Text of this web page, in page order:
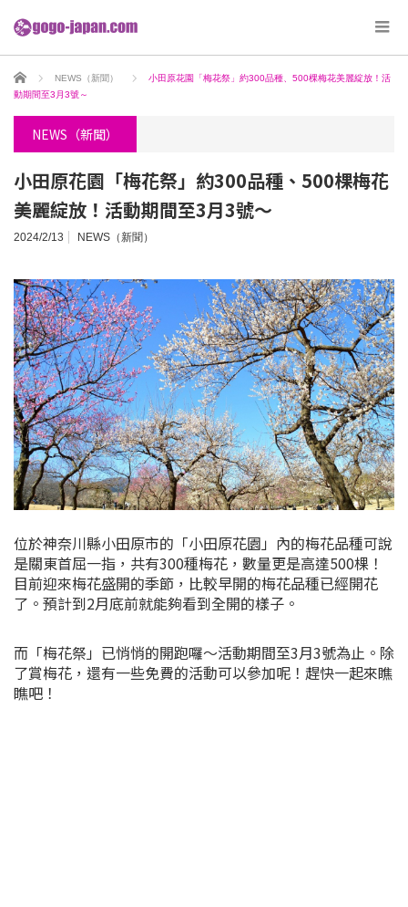
ホーム NEWS（新聞）
小田原花園「梅花祭」約300品種、500棵梅花美麗綻放！活
動期間至3月3號～
NEWS（新聞）
小田原花園「梅花祭」約300品種、500棵梅花
美麗綻放！活動期間至3月3號～
2024/2/13 NEWS（新聞）
位於神奈川縣小田原市的「小田原花園」內的梅花品種可說
是關東首屈一指，共有300種梅花，數量更是高達500棵！
目前迎來梅花盛開的季節，比較早開的梅花品種已經開花
了。預計到2月底前就能夠看到全開的樣子。
而「梅花祭」已悄悄的開跑囉～活動期間至3月3號為止。除
了賞梅花，還有一些免費的活動可以參加呢！趕快一起來瞧
瞧吧！